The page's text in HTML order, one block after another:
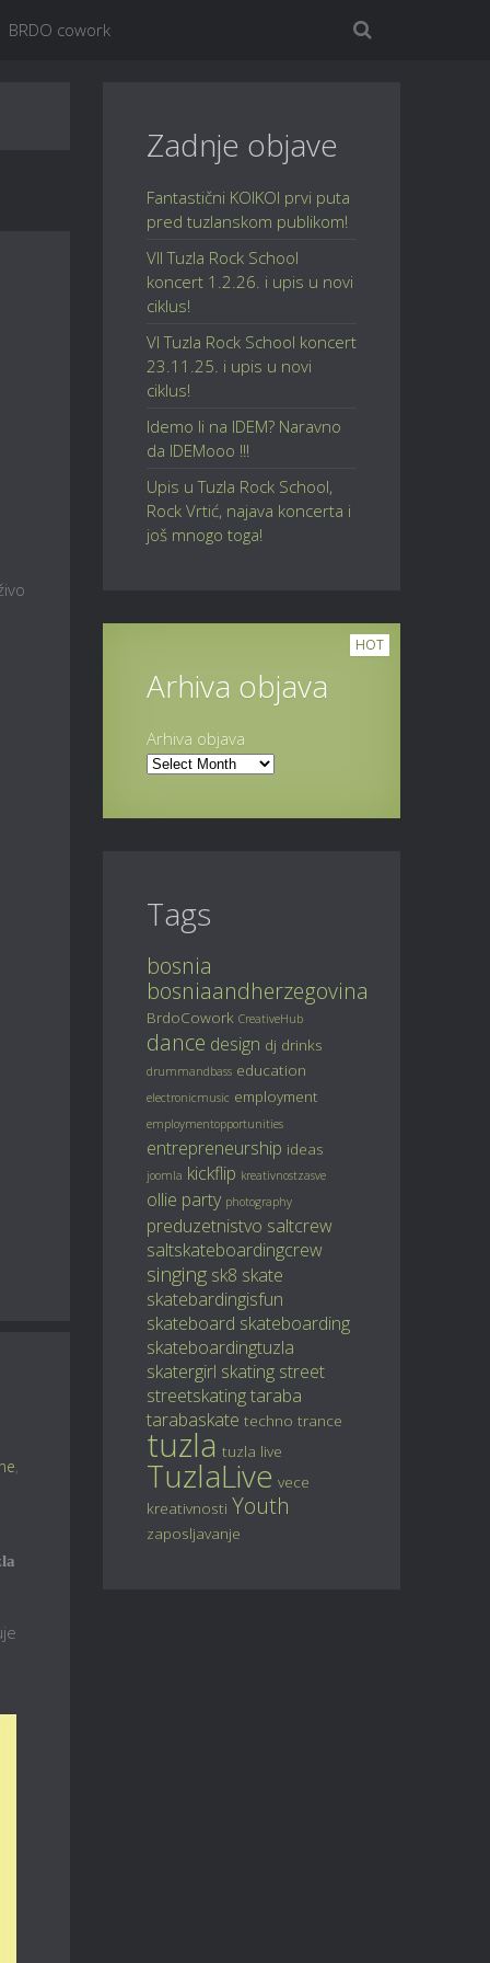
BRDO cowork
,
Zadnje objave
Fantastični KOIKOI prvi puta
pred tuzlanskom publikom!
VII Tuzla Rock School
koncert 1.2.26. i upis u novi
ciklus!
VI Tuzla Rock School koncert
23.11.25. i upis u novi
ciklus!
Idemo li na IDEM? Naravno
da IDEMooo !!!
Upis u Tuzla Rock School,
Rock Vrtić, najava koncerta i
još mnogo toga!
HOT
Arhiva objava
Arhiva objava
Tags
bosnia
bosniaandherzegovina
BrdoCowork CreativeHub
dance design dj drinks
drummandbass education
electronicmusic employment
employmentopportunities
entrepreneurship ideas
joomla kickflip kreativnostzasve
ollie party photography
preduzetnistvo saltcrew
saltskateboardingcrew
singing sk8 skate
skatebardingisfun
skateboard skateboarding
skateboardingtuzla
skatergirl skating street
streetskating taraba
tarabaskate techno trance
tuzla tuzla live
TuzlaLive vece
kreativnosti Youth
zaposljavanje